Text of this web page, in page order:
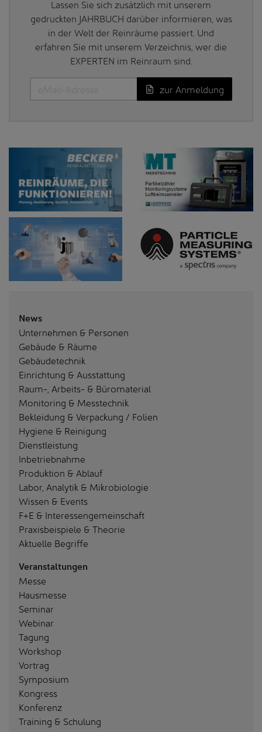
Lassen Sie sich zusätzlich mit unserem
gedruckten JAHRBUCH darüber informieren, was
in der Welt der Reinräume passiert. Und
erfahren Sie mit unserem Verzeichnis, wer die
EXPERTEN im Reinraum sind.
zur Anmeldung
News
Unternehmen & Personen
Gebäude & Räume
Gebäudetechnik
Einrichtung & Ausstattung
Raum-, Arbeits- & Büromaterial
Monitoring & Messtechnik
Bekleidung & Verpackung / Folien
Hygiene & Reinigung
Dienstleistung
Inbetriebnahme
Produktion & Ablauf
Labor, Analytik & Mikrobiologie
Wissen & Events
F+E & Interessengemeinschaft
Praxisbeispiele & Theorie
Aktuelle Begriffe
Veranstaltungen
Messe
Hausmesse
Seminar
Webinar
Tagung
Workshop
Vortrag
Symposium
Kongress
Konferenz
Training & Schulung